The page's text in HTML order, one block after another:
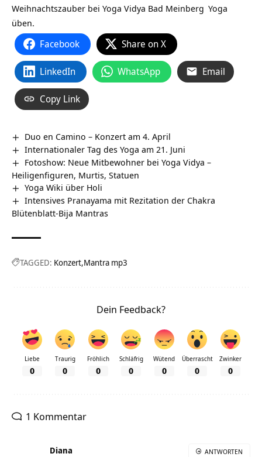
Weihnachtszauber bei Yoga Vidya Bad Meinberg Yoga
üben.
Facebook Share on X
LinkedIn WhatsApp Email
Copy Link
Duo en Camino – Konzert am 4. April
Internationaler Tag des Yoga am 21. Juni
Fotoshow: Neue Mitbewohner bei Yoga Vidya –
Heiligenfiguren, Murtis, Statuen
Yoga Wiki über Holi
Intensives Pranayama mit Rezitation der Chakra
Blütenblatt-Bija Mantras
TAGGED: Konzert Mantra mp3
Dein Feedback?
Liebe
0
Traurig
0
Fröhlich
0
Schläfrig
0
Wütend
0
Überrascht
0
Zwinker
0
1 Kommentar
Diana ANTWORTEN